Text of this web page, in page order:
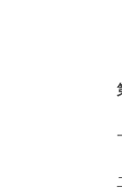
一
二